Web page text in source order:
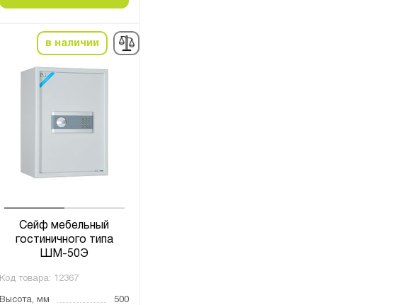
в наличии
Сейф мебельный
гостиничного типа
ШМ-50Э
Код товара: 12367
Высота, мм
500